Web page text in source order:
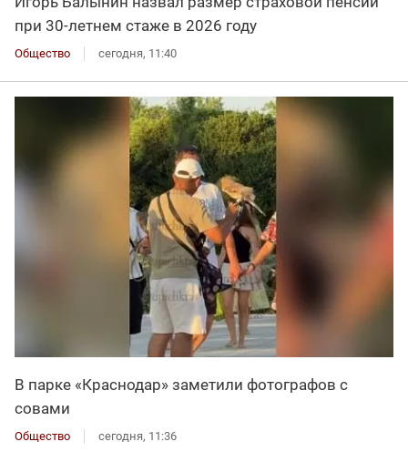
при 30-летнем стаже в 2026 году
Общество сегодня, 11:40
В парке «Краснодар» заметили фотографов с
совами
Общество сегодня, 11:36